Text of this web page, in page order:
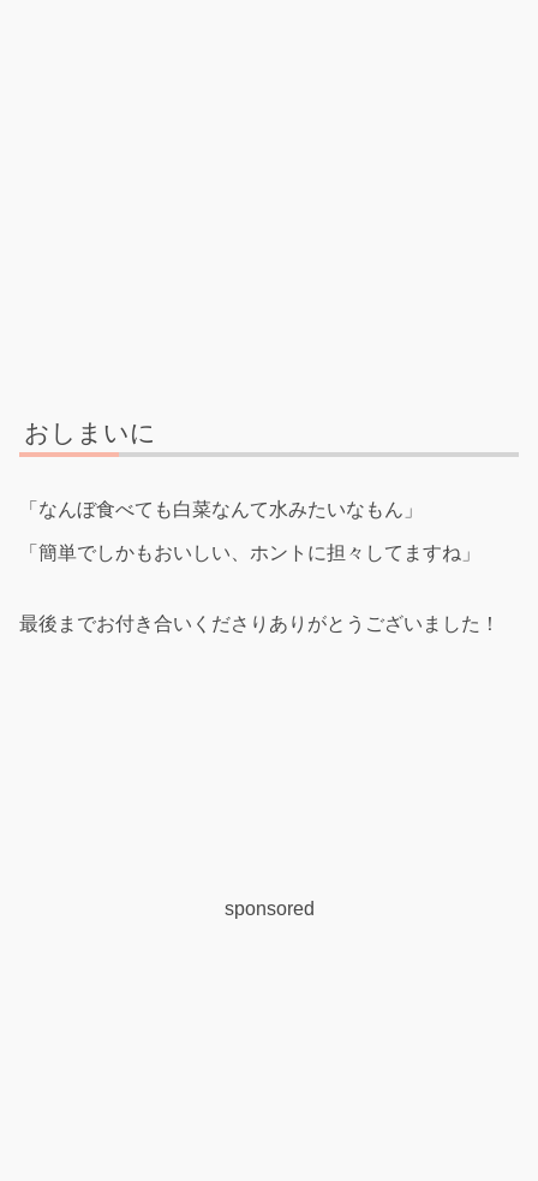
おしまいに
「なんぼ食べても白菜なんて水みたいなもん」
「簡単でしかもおいしい、ホントに担々してますね」
最後までお付き合いくださりありがとうございました！
sponsored